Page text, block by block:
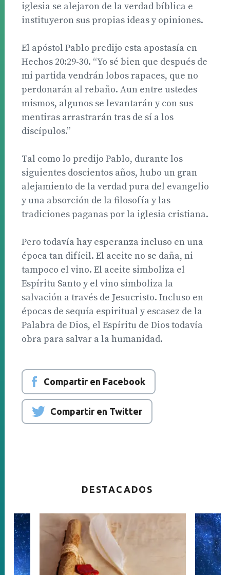
iglesia se alejaron de la verdad bíblica e
instituyeron sus propias ideas y opiniones.
El apóstol Pablo predijo esta apostasía en
Hechos 20:29-30. “Yo sé bien que después de
mi partida vendrán lobos rapaces, que no
perdonarán al rebaño. Aun entre ustedes
mismos, algunos se levantarán y con sus
mentiras arrastrarán tras de sí a los
discípulos.”
Tal como lo predijo Pablo, durante los
siguientes doscientos años, hubo un gran
alejamiento de la verdad pura del evangelio
y una absorción de la filosofía y las
tradiciones paganas por la iglesia cristiana.
Pero todavía hay esperanza incluso en una
época tan difícil. El aceite no se daña, ni
tampoco el vino. El aceite simboliza el
Espíritu Santo y el vino simboliza la
salvación a través de Jesucristo. Incluso en
épocas de sequía espiritual y escasez de la
Palabra de Dios, el Espíritu de Dios todavía
obra para salvar a la humanidad.
Compartir en Facebook
Compartir en Twitter
DESTACADOS